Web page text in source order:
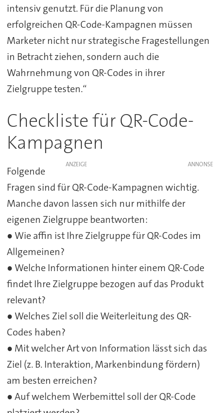
intensiv genutzt. Für die Planung von
erfolgreichen QR-Code-Kampagnen müssen
Marketer nicht nur strategische Fragestellungen
in Betracht ziehen, sondern auch die
Wahrnehmung von QR-Codes in ihrer
Zielgruppe testen.“
Checkliste für QR-Code-
Kampagnen
ANZEIGE
Folgende
Fragen sind für QR-Code-Kampagnen wichtig.
Manche davon lassen sich nur mithilfe der
eigenen Zielgruppe beantworten:
● Wie affin ist Ihre Zielgruppe für QR-Codes im
Allgemeinen?
● Welche Informationen hinter einem QR-Code
findet Ihre Zielgruppe bezogen auf das Produkt
relevant?
● Welches Ziel soll die Weiterleitung des QR-
Codes haben?
● Mit welcher Art von Information lässt sich das
Ziel (z. B. Interaktion, Markenbindung fördern)
am besten erreichen?
● Auf welchem Werbemittel soll der QR-Code